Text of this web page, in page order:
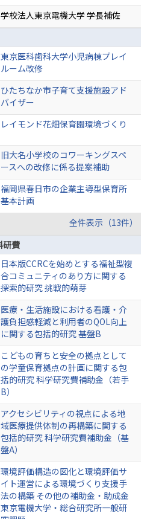
学校法人東京電機大学 学長補佐
東京医科歯科大学小児病棟プレイ
ルーム改修
ひたちなか市子育て支援施設アド
バイザー
レイモンド花畑保育園環境づくり
旧大名小学校のコワーキングスペ
ースへの改修に係る提案補助
福岡県春日市の企業主導型保育所
基本計画
全件表示（13件）
研費
日本版CCRCを始めとする福祉型複
合コミュニティのあり方に関する
探索的研究 挑戦的萌芽
医療・生活施設における看護・介
護負担感軽減と利用者のQOL向上
に関する包括的研究 基盤B
こどもの育ちと安全の拠点として
の学童保育拠点の計画に関する包
括的研究 科学研究費補助金（若手
B）
アクセシビリティの視点による地
域医療提供体制の再構築に関する
包括的研究 科学研究費補助金（基
盤A）
環境評価構造の図化と環境評価サ
イト運営による環境づくり支援手
法の構築 その他の補助金・助成金
東京電機大学・総合研究所一般研